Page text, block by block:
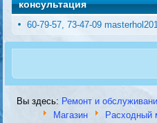
консультация
60-79-57, 73-47-09
Вы здесь: Ремонт и
Магазин
Расходный